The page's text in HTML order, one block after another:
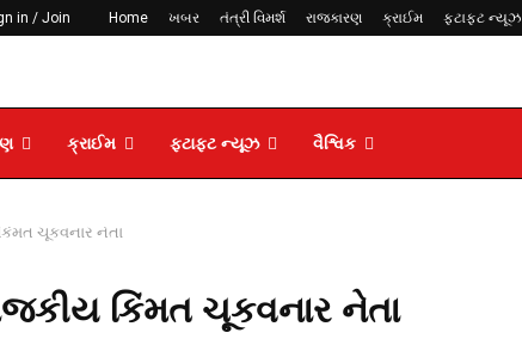
in / Join Home ખબર તંત્રી વિમર્શ રાજકારણ ક્રાઈમ ફટાફટ ન્યૂઝ
ક્રાઈમ ફટાફટ ન્યૂઝ વૈશ્વિક
ચૂકવનાર નેતા
કિંમત ચૂકવનાર નેતા